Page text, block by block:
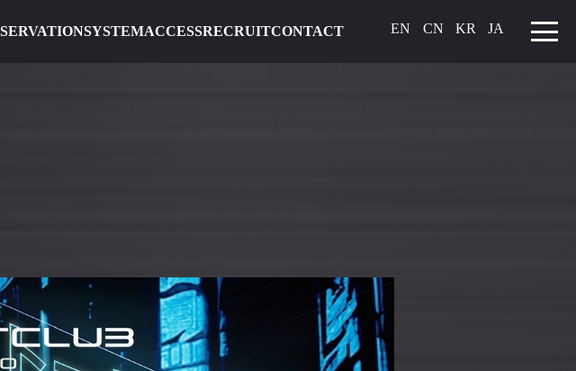
SYSTEMACCESSRECRUITCONTACT EN CN KR JA